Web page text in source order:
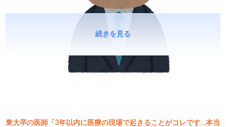
東大卒の医師「3年以内に医療の現場で起きることがコレです…本当
続きを見る